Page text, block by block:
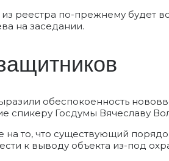
реестра по-прежнему будет
на заседании.
обеспокоенность
спикеру Госдумы Вячеславу
то, что существующий
к выводу объекта из-под